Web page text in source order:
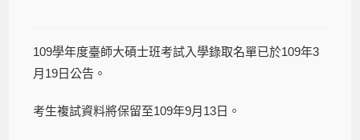
109學年度臺師大碩士班考試入學錄取名單已於109年3
月19日公告。
考生複試資料將保留至109年9月13日。